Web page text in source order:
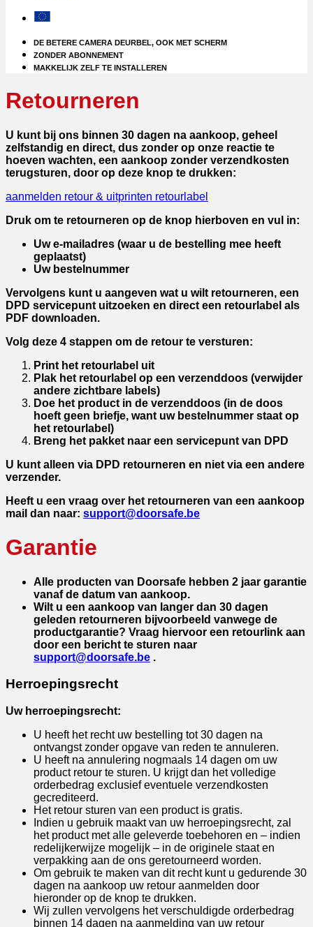
DE BETERE CAMERA DEURBEL, OOK MET SCHERM
ZONDER ABONNEMENT
MAKKELIJK ZELF TE INSTALLEREN
Retourneren
U kunt bij ons binnen 30 dagen na aankoop, geheel
zelfstandig en direct, dus zonder op onze reactie te
hoeven wachten, een aankoop zonder verzendkosten
terugsturen, door op deze knop te drukken:
aanmelden retour & uitprinten retourlabel
Druk om te retourneren op de knop hierboven en vul in:
Uw e-mailadres (waar u de bestelling mee heeft
geplaatst)
Uw bestelnummer
Vervolgens kunt u aangeven wat u wilt retourneren, een
DPD servicepunt uitzoeken en direct een retourlabel als
PDF downloaden.
Volg deze 4 stappen om de retour te versturen:
Print het retourlabel uit
Plak het retourlabel op een verzenddoos (verwijder
andere zichtbare labels)
Doe het product in de verzenddoos (in de doos
hoeft geen briefje, want uw bestelnummer staat op
het retourlabel)
Breng het pakket naar een servicepunt van DPD
U kunt alleen via DPD retourneren en niet via een andere
verzender.
Heeft u een vraag over het retourneren van een aankoop
mail dan naar: support@doorsafe.be
Garantie
Alle producten van Doorsafe hebben 2 jaar garantie
vanaf de datum van aankoop.
Wilt u een aankoop van langer dan 30 dagen
geleden retourneren bijvoorbeeld vanwege de
productgarantie? Vraag hiervoor een retourlink aan
door een bericht te sturen naar
support@doorsafe.be .
Herroepingsrecht
Uw herroepingsrecht:
U heeft het recht uw bestelling tot 30 dagen na
ontvangst zonder opgave van reden te annuleren.
U heeft na annulering nogmaals 14 dagen om uw
product retour te sturen. U krijgt dan het volledige
orderbedrag exclusief eventuele verzendkosten
gecrediteerd.
Het retour sturen van een product is gratis.
Indien u gebruik maakt van uw herroepingsrecht, zal
het product met alle geleverde toebehoren en – indien
redelijkerwijze mogelijk – in de originele staat en
verpakking aan de ons geretourneerd worden.
Om gebruik te maken van dit recht kunt u gedurende 30
dagen na aankoop uw retour aanmelden door
hieronder op de knop te drukken.
Wij zullen vervolgens het verschuldigde orderbedrag
binnen 14 dagen na aanmelding van uw retour